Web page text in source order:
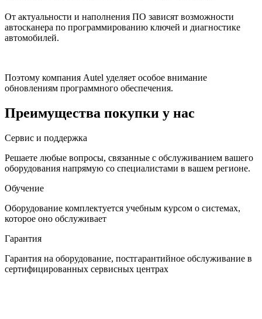
От актуальности и наполнения ПО зависят возможности
автосканера по программированию ключей и диагностике
автомобилей.
Поэтому компания Autel уделяет особое внимание
обновлениям программного обеспечения.
Преимущества покупки у нас
Сервис и поддержка
Решаете любые вопросы, связанные с обслуживанием вашего
оборудования напрямую со специалистами в вашем регионе.
Обучение
Оборудование комплектуется учебным курсом о системах,
которое оно обслуживает
Гарантия
Гарантия на оборудование, постгарантийное обслуживание в
сертифицированных сервисных центрах